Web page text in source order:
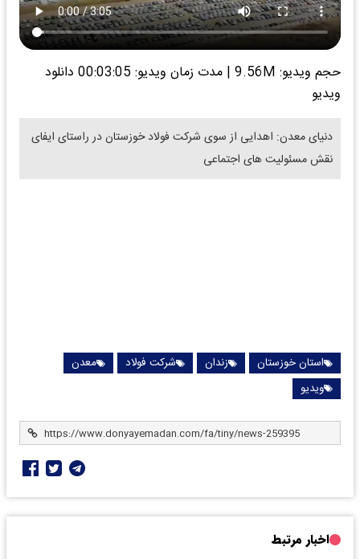
حجم ویدیو: 9.56M | مدت زمان ویدیو: 00:03:05
دانلود
ویدیو
دنیای معدن: اهدایی از سوی شرکت فولاد خوزستان در راستای ایفای
نقش مسئولیت های اجتماعی
استان خوزستان زندان شرکت فولاد
معدن
ویدیو
اخبار مرتبط